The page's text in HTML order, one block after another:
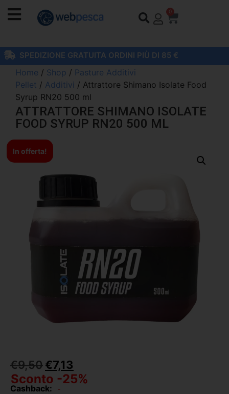
0
SPEDIZIONE GRATUITA ORDINI PIÙ DI 85 €
Home / Shop / Pasture Additivi
Pellet / Additivi / Attrattore Shimano Isolate Food
Syrup RN20 500 ml
ATTRATTORE SHIMANO ISOLATE
FOOD SYRUP RN20 500 ML
In offerta!
€9,50€7,13
Sconto -25%
Cashback: -